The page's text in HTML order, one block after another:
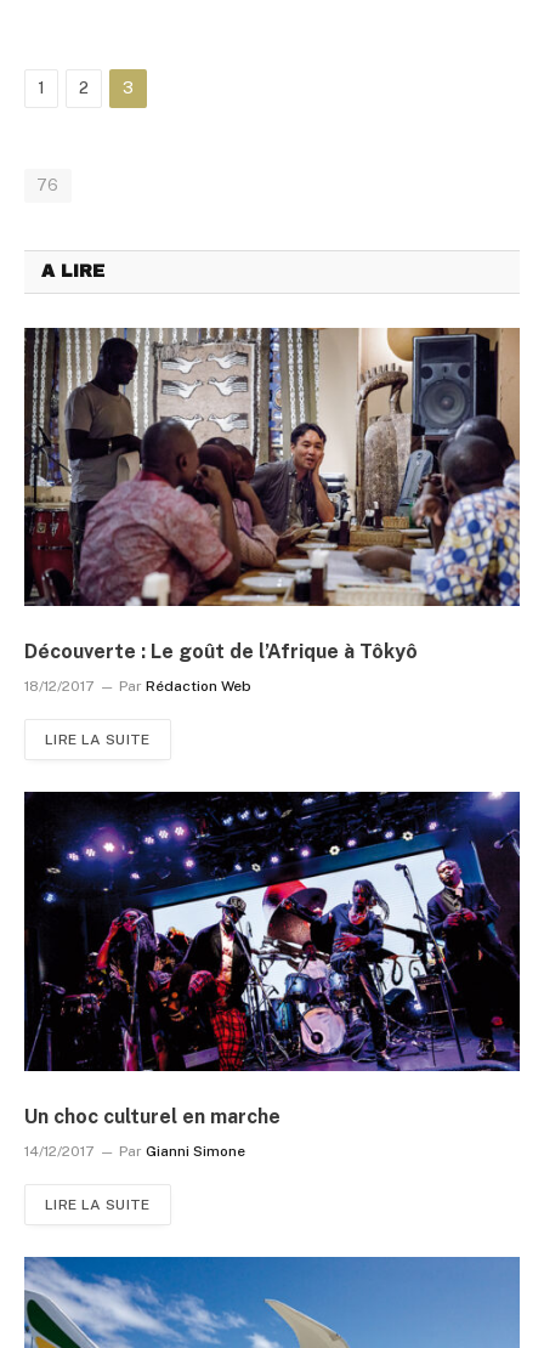
1 2 3
76
A LIRE
Découverte : Le goût de l’Afrique à Tôkyô
18/12/2017 Par Rédaction Web
LIRE LA SUITE
Un choc culturel en marche
14/12/2017 Par Gianni Simone
LIRE LA SUITE